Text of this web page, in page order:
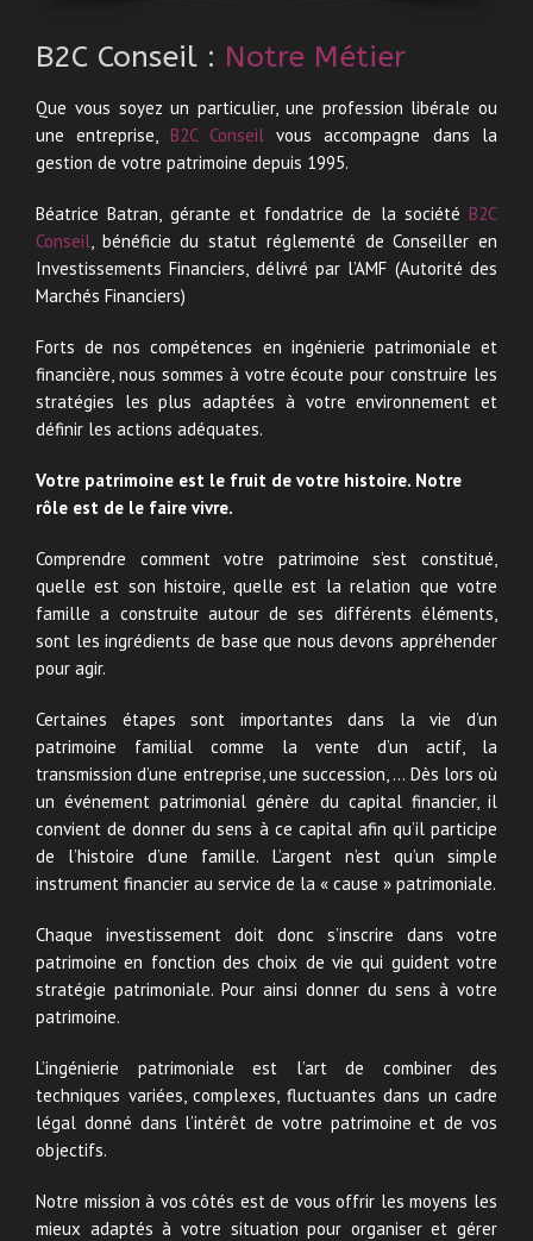
B2C Conseil : Notre Métier
Que vous soyez un particulier, une profession libérale ou
une entreprise, B2C Conseilvous accompagne dans la
gestion de votre patrimoine depuis 1995.
Béatrice Batran, gérante et fondatrice de la société B2C
Conseil, bénéficie du statut réglementé de Conseiller en
Investissements Financiers, délivré par l’AMF (Autorité des
Marchés Financiers)
Forts de nos compétences en ingénierie patrimoniale et
financière, nous sommes à votre écoute pour construire les
stratégies les plus adaptées à votre environnement et
définir les actions adéquates.
Votre patrimoine est le fruit de votre histoire. Notre
rôle est de le faire vivre.
Comprendre comment votre patrimoine s’est constitué,
quelle est son histoire, quelle est la relation que votre
famille a construite autour de ses différents éléments,
sont les ingrédients de base que nous devons appréhender
pour agir.
Certaines étapes sont importantes dans la vie d’un
patrimoine familial comme la vente d’un actif, la
transmission d’une entreprise, une succession, … Dès lors où
un événement patrimonial génère du capital financier, il
convient de donner du sens à ce capital afin qu’il participe
de l’histoire d’une famille. L’argent n’est qu’un simple
instrument financier au service de la « cause » patrimoniale.
Chaque investissement doit donc s’inscrire dans votre
patrimoine en fonction des choix de vie qui guident votre
stratégie patrimoniale. Pour ainsi donner du sens à votre
patrimoine.
L’ingénierie patrimoniale est l’art de combiner des
techniques variées, complexes, fluctuantes dans un cadre
légal donné dans l’intérêt de votre patrimoine et de vos
objectifs.
Notre mission à vos côtés est de vous offrir les moyens les
mieux adaptés à votre situation pour organiser et gérer